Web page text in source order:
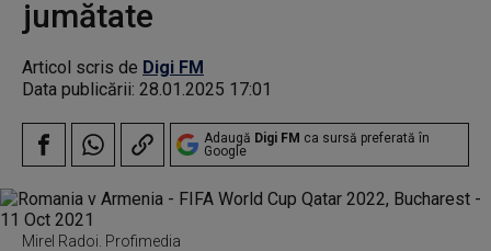
jumătate
Articol scris de Digi FM
Data publicării: 28.01.2025 17:01
Adaugă Digi FM ca sursă preferată în
Google
Mirel Radoi. Profimedia